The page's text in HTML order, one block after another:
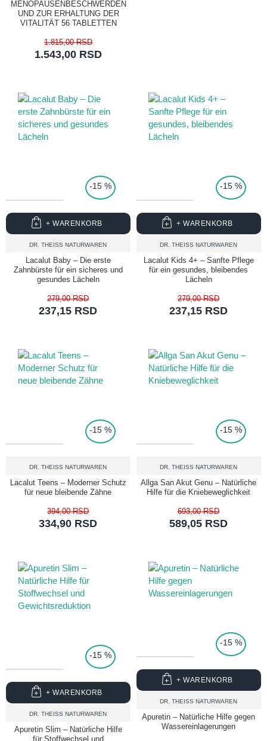
MENOPAUSENBESCHWERDEN
UND ZUR ERHALTUNG DER
VITALITÄT 56 TABLETTEN
1.543,00 RSD
1.815,00 RSD
-15 %
DR. THEISS NATURWAREN
Lacalut Baby – Die erste
Zahnbürste für ein sicheres und
gesundes Lächeln
237,15 RSD
279,00 RSD
+ WARENKORB
TOP PRICE -15 %
DR. THEISS NATURWAREN
Lacalut Kids 4+ – Sanfte Pflege
für ein gesundes, bleibendes
Lächeln
237,15 RSD
279,00 RSD
+ WARENKORB
-15 %
DR. THEISS NATURWAREN
Lacalut Teens – Moderner Schutz
für neue bleibende Zähne
334,90 RSD
394,00 RSD
TOP PRICE -15 %
DR. THEISS NATURWAREN
Allga San Akut Genu – Natürliche
Hilfe für die Kniebeweglichkeit
589,05 RSD
693,00 RSD
-15 %
DR. THEISS NATURWAREN
Apuretin Slim – Natürliche Hilfe
für Stoffwechsel und
+ WARENKORB
-15 %
DR. THEISS NATURWAREN
Apuretin – Natürliche Hilfe gegen
Wassereinlagerungen
+ WARENKORB